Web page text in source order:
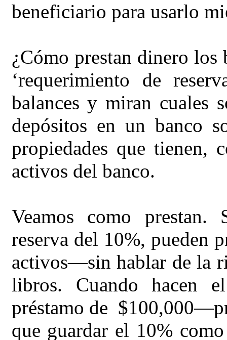
beneficiario para usarlo
¿Cómo prestan dinero los
‘requerimiento de
balances y miran cuales
depósitos en un banco
propiedades que tienen,
activos del banco.
Veamos como
reserva del 10%, pueden
activos—sin hablar de la
libros. Cuando hacen
préstamo de
que guardar el 10%